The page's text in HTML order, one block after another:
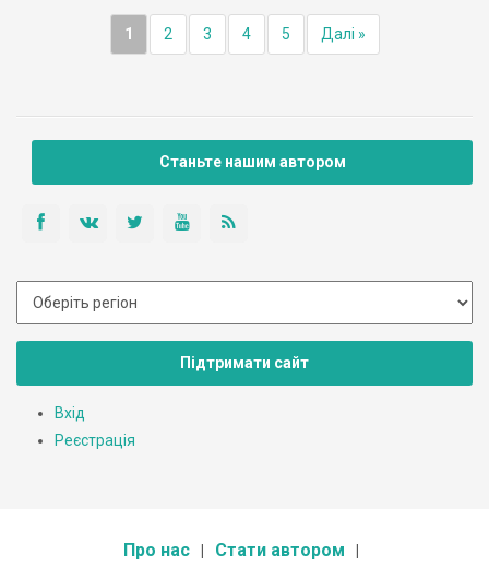
1 2 3 4 5 Далі »
Станьте нашим автором
Підтримати сайт
Вхід
Реєстрація
Про нас Стати автором